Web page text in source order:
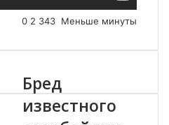
0 2 343 Меньше минуты
Б
р
е
Бред
известного